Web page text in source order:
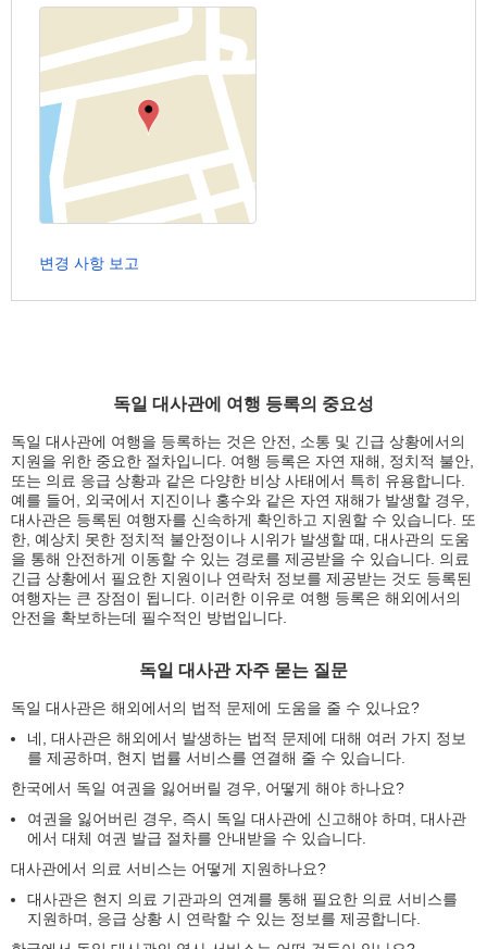
독일 대사관에 여행 등록의 중요성
독일 대사관에 여행을 등록하는 것은 안전, 소통 및 긴급 상황에서의
지원을 위한 중요한 절차입니다. 여행 등록은 자연 재해, 정치적 불안,
또는 의료 응급 상황과 같은 다양한 비상 사태에서 특히 유용합니다.
예를 들어, 외국에서 지진이나 홍수와 같은 자연 재해가 발생할 경우,
대사관은 등록된 여행자를 신속하게 확인하고 지원할 수 있습니다. 또
한, 예상치 못한 정치적 불안정이나 시위가 발생할 때, 대사관의 도움
을 통해 안전하게 이동할 수 있는 경로를 제공받을 수 있습니다. 의료
긴급 상황에서 필요한 지원이나 연락처 정보를 제공받는 것도 등록된
여행자는 큰 장점이 됩니다. 이러한 이유로 여행 등록은 해외에서의
안전을 확보하는데 필수적인 방법입니다.
독일 대사관 자주 묻는 질문
독일 대사관은 해외에서의 법적 문제에 도움을 줄 수 있나요?
네, 대사관은 해외에서 발생하는 법적 문제에 대해 여러 가지 정보
를 제공하며, 현지 법률 서비스를 연결해 줄 수 있습니다.
한국에서 독일 여권을 잃어버릴 경우, 어떻게 해야 하나요?
여권을 잃어버린 경우, 즉시 독일 대사관에 신고해야 하며, 대사관
에서 대체 여권 발급 절차를 안내받을 수 있습니다.
대사관에서 의료 서비스는 어떻게 지원하나요?
대사관은 현지 의료 기관과의 연계를 통해 필요한 의료 서비스를
지원하며, 응급 상황 시 연락할 수 있는 정보를 제공합니다.
변경 사항 보고